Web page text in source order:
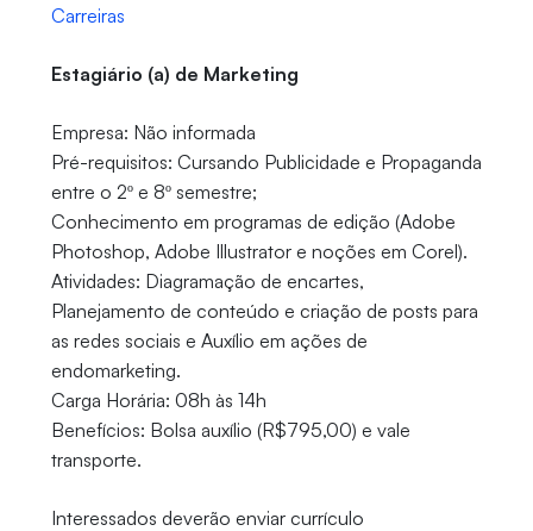
Carreiras
Estagiário (a) de Marketing
Empresa: Não informada
Pré-requisitos: Cursando Publicidade e Propaganda
entre o 2º e 8º semestre;
Conhecimento em programas de edição (Adobe
Photoshop, Adobe Illustrator e noções em Corel).
Atividades: Diagramação de encartes,
Planejamento de conteúdo e criação de posts para
as redes sociais e Auxílio em ações de
endomarketing.
Carga Horária: 08h às 14h
Benefícios: Bolsa auxílio (R$795,00) e vale
transporte.
Interessados deverão enviar currículo